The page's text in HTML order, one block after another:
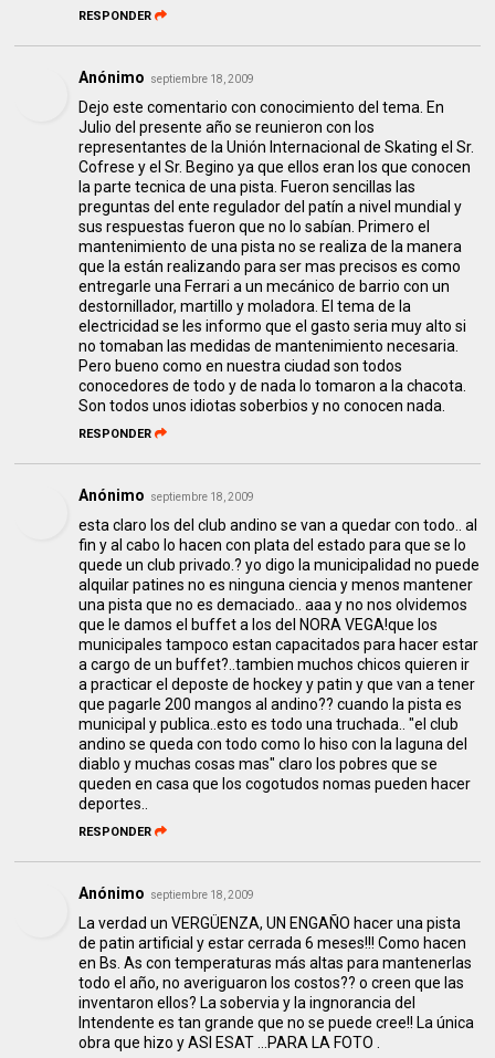
RESPONDER
Anónimo septiembre 18, 2009
Dejo este comentario con conocimiento del tema. En
Julio del presente año se reunieron con los
representantes de la Unión Internacional de Skating el Sr.
Cofrese y el Sr. Begino ya que ellos eran los que conocen
la parte tecnica de una pista. Fueron sencillas las
preguntas del ente regulador del patín a nivel mundial y
sus respuestas fueron que no lo sabían. Primero el
mantenimiento de una pista no se realiza de la manera
que la están realizando para ser mas precisos es como
entregarle una Ferrari a un mecánico de barrio con un
destornillador, martillo y moladora. El tema de la
electricidad se les informo que el gasto seria muy alto si
no tomaban las medidas de mantenimiento necesaria.
Pero bueno como en nuestra ciudad son todos
conocedores de todo y de nada lo tomaron a la chacota.
Son todos unos idiotas soberbios y no conocen nada.
RESPONDER
Anónimo septiembre 18, 2009
esta claro los del club andino se van a quedar con todo.. al
fin y al cabo lo hacen con plata del estado para que se lo
quede un club privado.? yo digo la municipalidad no puede
alquilar patines no es ninguna ciencia y menos mantener
una pista que no es demaciado.. aaa y no nos olvidemos
que le damos el buffet a los del NORA VEGA!que los
municipales tampoco estan capacitados para hacer estar
a cargo de un buffet?..tambien muchos chicos quieren ir
a practicar el deposte de hockey y patin y que van a tener
que pagarle 200 mangos al andino?? cuando la pista es
municipal y publica..esto es todo una truchada.. "el club
andino se queda con todo como lo hiso con la laguna del
diablo y muchas cosas mas" claro los pobres que se
queden en casa que los cogotudos nomas pueden hacer
deportes..
RESPONDER
Anónimo septiembre 18, 2009
La verdad un VERGÜENZA, UN ENGAÑO hacer una pista
de patin artificial y estar cerrada 6 meses!!! Como hacen
en Bs. As con temperaturas más altas para mantenerlas
todo el año, no averiguaron los costos?? o creen que las
inventaron ellos? La sobervia y la ingnorancia del
Intendente es tan grande que no se puede cree!! La única
obra que hizo y ASI ESAT ...PARA LA FOTO .